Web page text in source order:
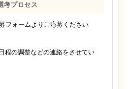
考プロセス
フォームよりご応募ください
程の調整などの連絡をさせてい